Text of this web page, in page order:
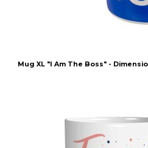
Mug XL "I Am The Boss" -